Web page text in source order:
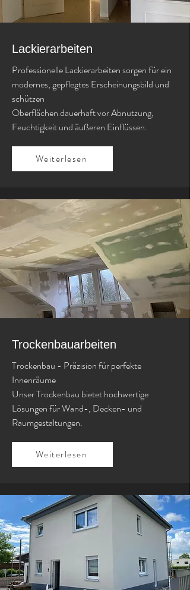
Lackierarbeiten
Professionelle Lackierarbeiten sorgen für ein
modernes, gepflegtes Erscheinungsbild und
schützen
Oberflächen dauerhaft vor Abnutzung,
Feuchtigkeit und äußeren Einflüssen.
Weiterlesen
Trockenbauarbeiten
Trockenbau - Präzision für perfekte
Innenräume
Unser Trockenbau bietet hochwertige
Lösungen für Wand-, Decken- und
Raumgestaltungen.
Weiterlesen